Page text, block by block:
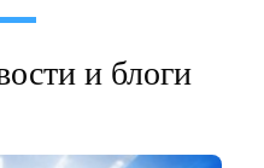
и блоги